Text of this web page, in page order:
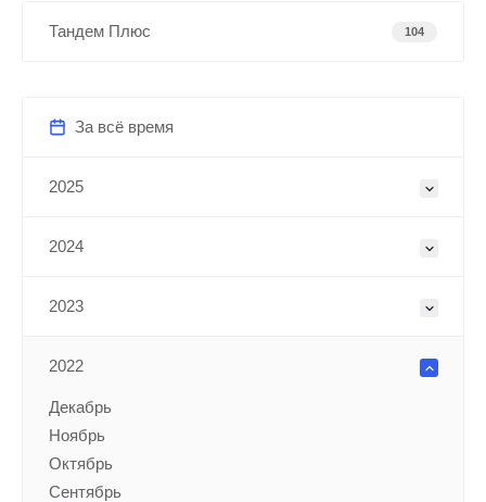
Тандем Плюс 104
За всё время
2025
2024
2023
2022
Декабрь
Ноябрь
Октябрь
Сентябрь